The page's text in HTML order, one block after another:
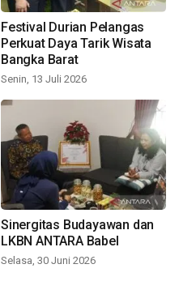
Festival Durian Pelangas
Perkuat Daya Tarik Wisata
Bangka Barat
Senin, 13 Juli 2026
Sinergitas Budayawan dan
LKBN ANTARA Babel
Selasa, 30 Juni 2026